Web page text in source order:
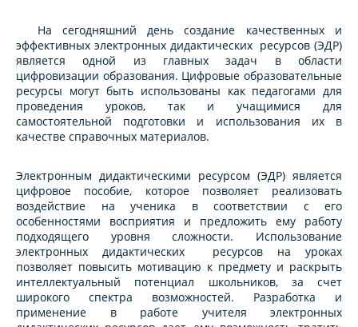
На сегодняшний день создание качественных и
эффективных электронных дидактических ресурсов (ЭДР)
является одной из главных задач в области
цифровизации образования. Цифровые образовательные
ресурсы могут быть использованы как педагогами для
проведения уроков, так и учащимися для
самостоятельной подготовки и использования их в
качестве справочных материалов.
Электронным дидактическими ресурсом (ЭДР) является
цифровое пособие, которое позволяет реализовать
воздействие на ученика в соответствии с его
особенностями восприятия и предложить ему работу
подходящего уровня сложности. Использование
электронных дидактических ресурсов на уроках
позволяет повысить мотивацию к предмету и раскрыть
интеллектуальный потенциал школьников, за счет
широкого спектра возможностей. Разработка и
применение в работе учителя электронных